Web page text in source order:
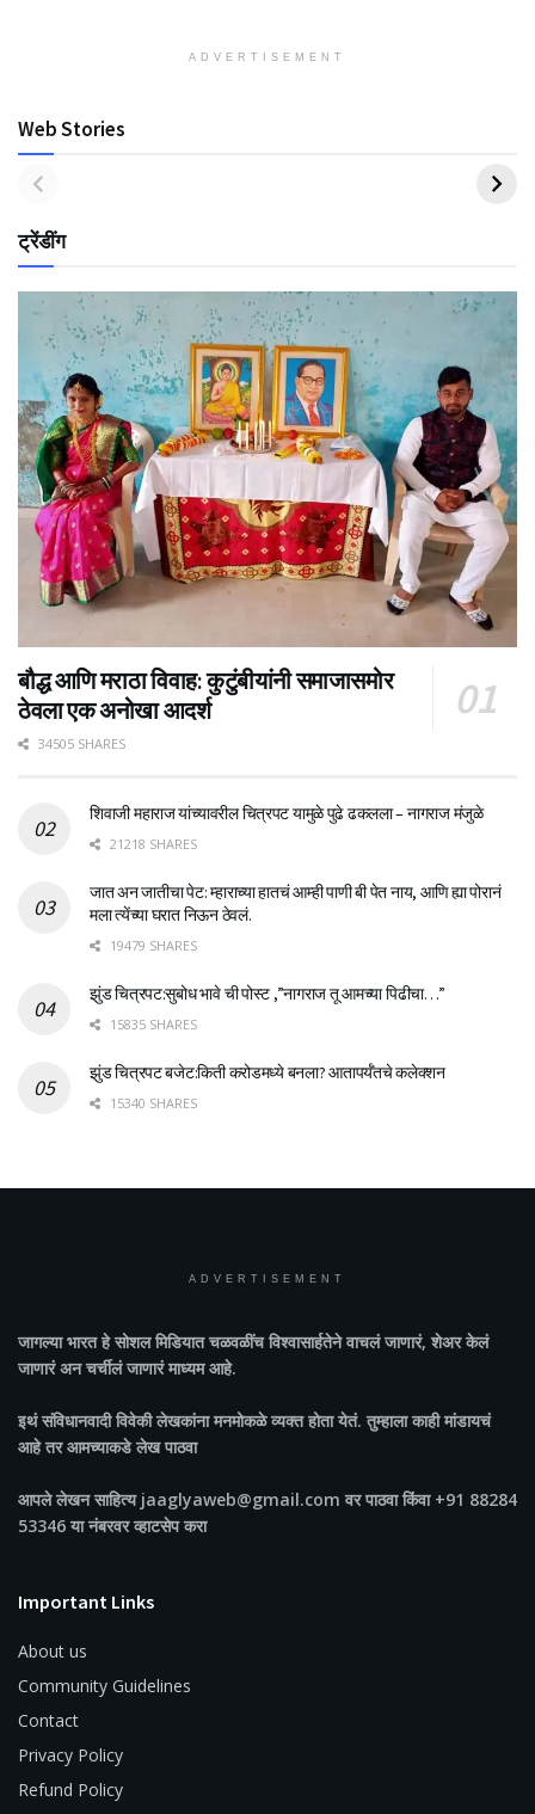
ADVERTISEMENT
Web Stories
ट्रेंडींग
बौद्ध आणि मराठा विवाह: कुटुंबीयांनी समाजासमोर
ठेवला एक अनोखा आदर्श
34505 SHARES
शिवाजी महाराज यांच्यावरील चित्रपट यामुळे पुढे ढकलला – नागराज मंजुळे
21218 SHARES
जात अन जातीचा पेट: म्हाराच्या हातचं आम्ही पाणी बी पेत नाय, आणि ह्या पोरानं
मला त्येंच्या घरात निऊन ठेवलं.
19479 SHARES
झुंड चित्रपट:सुबोध भावे ची पोस्ट ,”नागराज तू आमच्या पिढीचा…”
15835 SHARES
झुंड चित्रपट बजेट:किती करोडमध्ये बनला? आतापर्यँतचे कलेक्शन
15340 SHARES
ADVERTISEMENT
जागल्या भारतहे सोशल मिडियात चळवळींच विश्वासार्हतेने वाचलं जाणारं, शेअर केलं
जाणारं अन चर्चीलं जाणारं माध्यम आहे.
इथं संविधानवादी विवेकी लेखकांना मनमोकळे व्यक्त होता येतं. तुम्हाला काही मांडायचं
आहे तर आमच्याकडे लेख पाठवा
आपले लेखन साहित्य jaaglyaweb@gmail.com वर पाठवा किंवा +91 88284
53346 या नंबरवर व्हाटसेप करा
Important Links
About us
Community Guidelines
Contact
Privacy Policy
Refund Policy